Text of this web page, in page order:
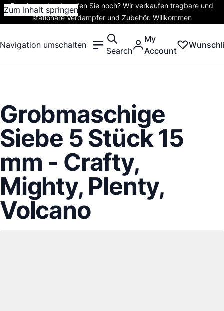
Zum Inhalt springen
Rauchen oder dampfen Sie noch? Wir verkaufen tragbare und
stationäre Verdampfer und Zubehör. Willkommen
Navigation umschalten
Search
My
Account
Grobmaschige
Siebe 5 Stück 15
mm - Crafty,
Mighty, Plenty,
Volcano